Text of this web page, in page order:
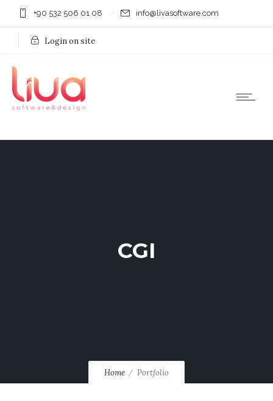
+90 532 506 01 08 info@livasoftware.com
Login on site
CGI
Home Portfolio